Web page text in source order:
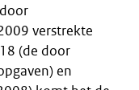
verstrekte
(de door
en